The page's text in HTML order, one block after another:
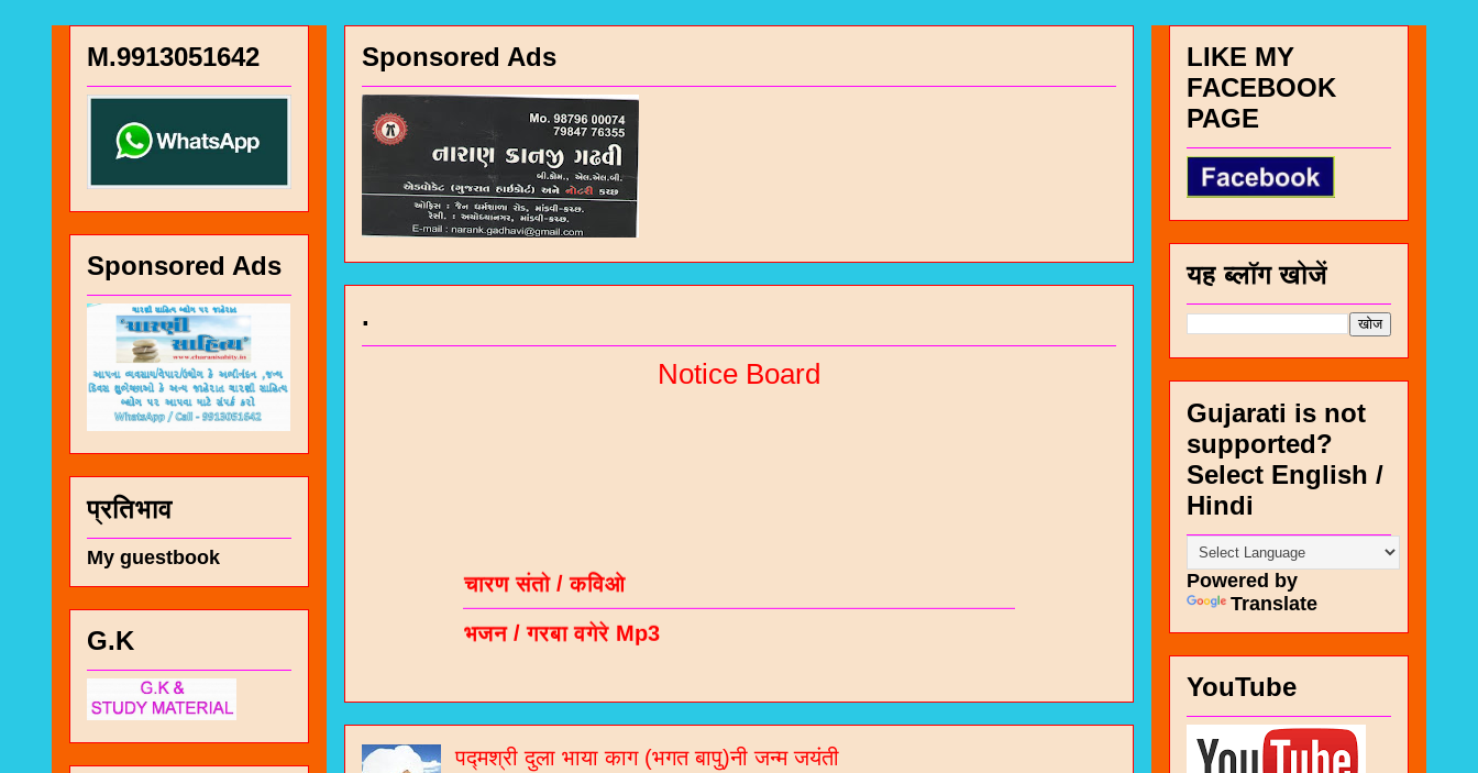
Sponsored Ads
.
Notice Board
भजन / गरबा वगेरे Mp3
जोगीदान गढवी (चडीया) रचित रचनाओ
चारणी साहित्य ब्लॉगना अपडेट Whatsaap पर मेळववा माटे आ
नंबर 9913051642 आपना गृपमां ऐड करो
पद्मश्री दुला भाया काग (भगत बापु)नी जन्म जयंती
M.9913051642
Sponsored Ads
प्रतिभाव
My guestbook
G.K
LIKE MY
FACEBOOK
PAGE
यह ब्लॉग खोजें
Gujarati is not
supported?
Select English /
Hindi
Powered by
Translate
YouTube